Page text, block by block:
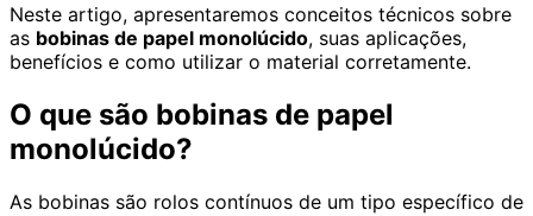
Neste artigo, apresentaremos conceitos técnicos sobre
as bobinas de papel monolúcido, suas aplicações,
benefícios e como utilizar o material corretamente.
O que são bobinas de papel
monolúcido?
As bobinas são rolos contínuos de um tipo específico de